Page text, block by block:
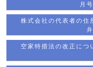
月
株式会社の代表者の住
空家特措法の改正につ